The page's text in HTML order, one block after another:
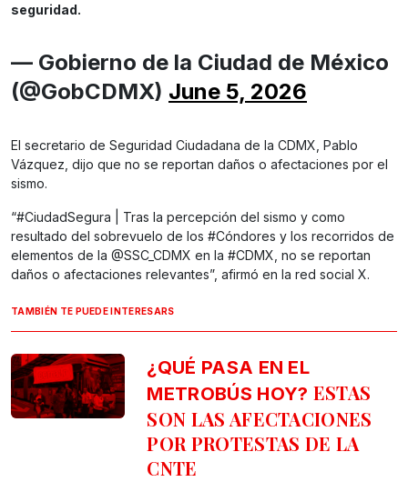
seguridad.
— Gobierno de la Ciudad de México
(@GobCDMX) June 5, 2026
El secretario de Seguridad Ciudadana de la CDMX, Pablo
Vázquez, dijo que no se reportan daños o afectaciones por el
sismo.
“#CiudadSegura | Tras la percepción del sismo y como
resultado del sobrevuelo de los #Cóndores y los recorridos de
elementos de la @SSC_CDMX en la #CDMX, no se reportan
daños o afectaciones relevantes”, afirmó en la red social X.
TAMBIÉN TE PUEDE INTERESARS
¿QUÉ PASA EN EL
METROBÚS HOY? ESTAS
SON LAS AFECTACIONES
POR PROTESTAS DE LA
CNTE